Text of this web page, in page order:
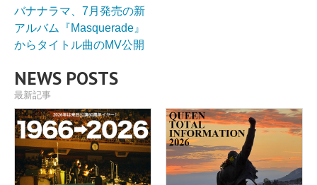
バナナラマ、7月発売の新
アルバム『Masquerade』
からタイトル曲のMV公開
NEWS POSTS
最新記事